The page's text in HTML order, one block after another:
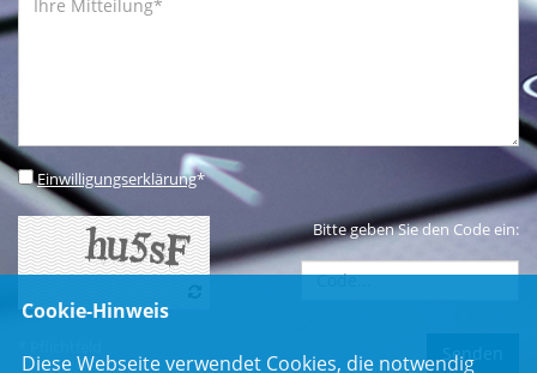
Einwilligungserklärung*
Bitte geben Sie den Code ein:
Cookie-Hinweis
Diese Webseite verwendet Cookies, die notwendig